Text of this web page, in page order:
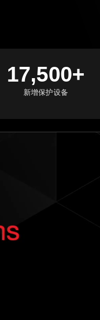
17,500+
新增保护设备